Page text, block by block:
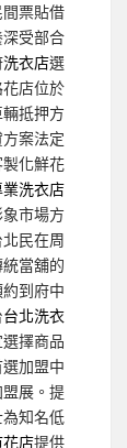
票貼借
受部合
洗衣店選
店位於
抵押方
案法定
化鮮花
洗衣店
市場方
民在周
當舖的
到府中
台北洗衣
擇商品
加盟中
展。提
知名低
店提供